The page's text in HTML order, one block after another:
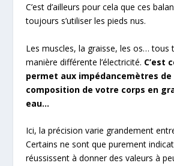
C’est d’ailleurs pour cela que ces
toujours s’utiliser les pieds nus.
Les muscles, la graisse, les os… tous
manière différente l’électricité. C’est
permet aux impédancemètres
composition de votre corps en
eau…
Ici, la précision varie grandement
Certains ne sont que purement
réussissent à donner des valeurs à